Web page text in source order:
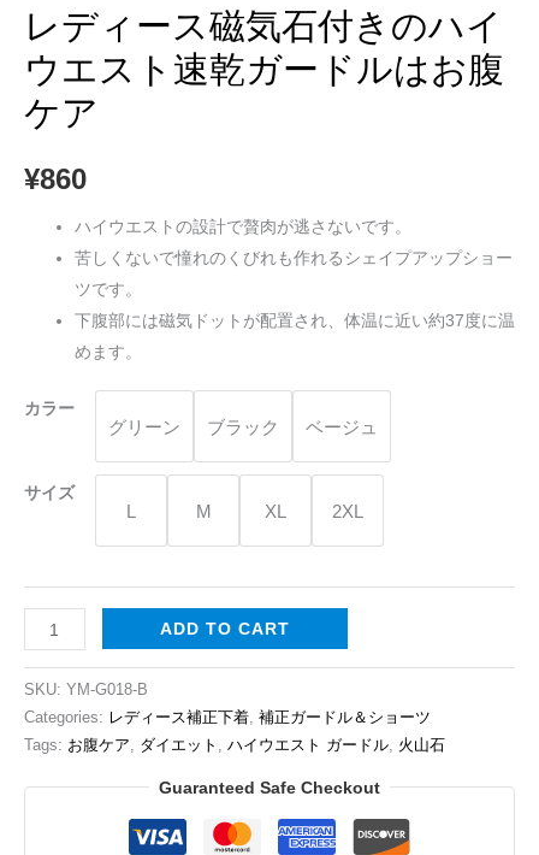
レディース磁気石付きのハイ
ウエスト速乾ガードルはお腹
ケア
¥860
ハイウエストの設計で贅肉が逃さないです。
苦しくないで憧れのくびれも作れるシェイプアップショー
ツです。
下腹部には磁気ドットが配置され、体温に近い約37度に温
めます。
カラー
グリーン ブラック ベージュ
サイズ
L M XL 2XL
ス
磁
気
石
き
速
ガ
は
腹
ケ
ADD TO CART
SKU: YM-G018-B
Categories: レディース補正下着 補正ガードル＆ショーツ
Tags: お腹ケア ダイエット ハイウエスト ガードル 火山石
Guaranteed Safe Checkout